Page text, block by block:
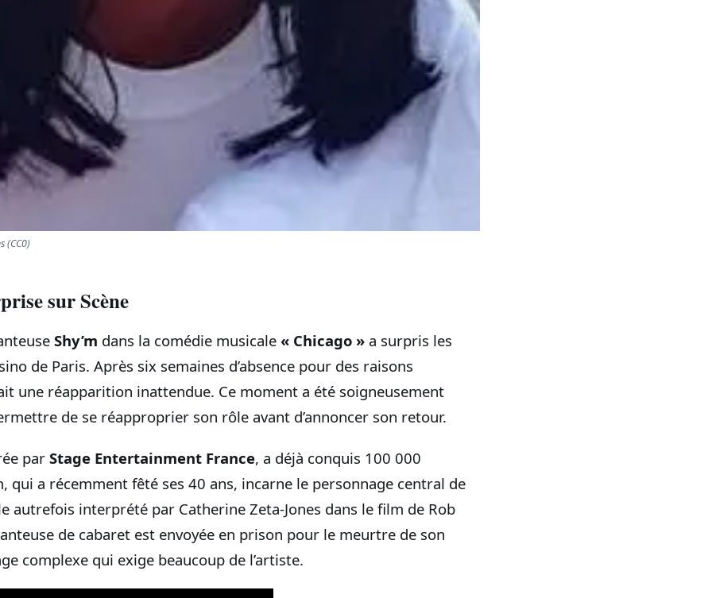
(CC0)
sur Scène
Shy’m dans la comédie musicale « Chicago » a surpris les
de Paris. Après six semaines d’absence pour des raisons
une réapparition inattendue. Ce moment a été soigneusement
de se réapproprier son rôle avant d’annoncer son retour.
par Stage Entertainment France, a déjà conquis 100 000
qui a récemment fêté ses 40 ans, incarne le personnage central de
autrefois interprété par Catherine Zeta-Jones dans le film de Rob
de cabaret est envoyée en prison pour le meurtre de son
complexe qui exige beaucoup de l’artiste.